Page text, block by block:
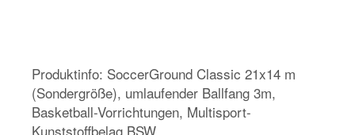
Produktinfo: SoccerGround Classic 21x14 m
(Sondergröße), umlaufender Ballfang 3m,
Basketball-Vorrichtungen, Multisport-
Kunststoffbelag BSW